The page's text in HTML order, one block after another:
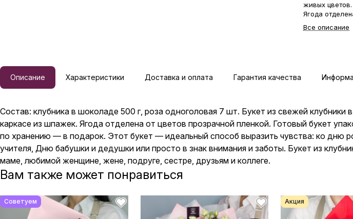
живых
Ягода
открытка-
съедобный
Все описание
Описание Характеристики Доставка и оплата Гарантия качества
Состав: клубника в шоколаде 500 г, роза одноголовая 7 шт. Букет из свежей
каркасе из шпажек. Ягода отделена от цветов прозрачной пленкой. Готовый букет
по хранению — в подарок. Этот букет — идеальный способ выразить чувства: ко
учителя, Дню бабушки и дедушки или просто в знак внимания и заботы. Букет из
маме, любимой женщине, жене, подруге, сестре, друзьям и коллеге.
Вам также может понравиться
Советуем Акция